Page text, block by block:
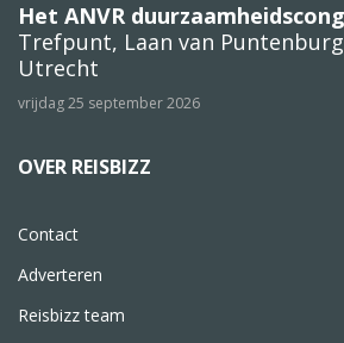
Het ANVR
Trefpunt, Laan van Puntenburg
Utrecht
vrijdag 25 september 2026
OVER REISBIZZ
Contact
Adverteren
Reisbizz team